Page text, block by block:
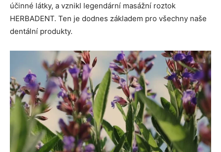
účinné látky, a vznikl legendární masážní roztok
HERBADENT. Ten je dodnes základem pro všechny naše
dentální produkty.